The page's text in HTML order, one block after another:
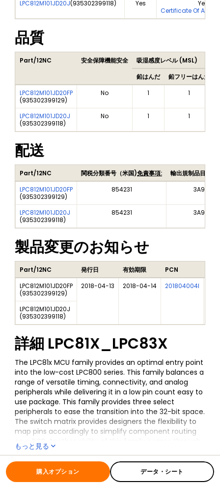
LPC812M101JD20J(935302399118) Yes
Yes
Certificate Of
品質
Part/12NC 安全保障機能安全 吸湿感度レベル (MSL)
鉛はんだ
鉛フリーはんだ
LPC812M101JD20FP
(935302399129)
No 1 1
LPC812M101JD20J
(935302399118)
No 1 1
配送
Part/12NC 関税分類番号（米国)免責事項:
輸出規制品目番号
LPC812M101JD20FP
(935302399129)
854231 3A991A2
LPC812M101JD20J
(935302399118)
854231 3A991A2
製品変更のお知らせ
Part/12NC 発行日 有効期限 PCN
LPC812M101JD20FP
(935302399129)
2018-04-13 2018-04-14 201804004I
LPC812M101JD20J
(935302399118)
詳細 LPC81X_LPC83X
The LPC81x MCU family provides an optimal entry point
into the low-cost LPC800 series. This family balances a
range of versatile timing, connectivity, and analog
peripherals while delivering it in a low pin count easy to
use package. This family provides three select
peripherals to ease the transition into the 32-bit space.
The switch matrix provides designers the flexibility to
map pins accordingly to simplify component routing
on a PCB. Another ability of this family comes through
the use of the SCTimer, which can be configured to
generate a variety of timing or PWM waveforms
without the intervention from the CPU. To simplify
serial communication requirements, the pattern
もっと見る
全ての情報 LPC81X_LPC83X
購入オプション データ・シート